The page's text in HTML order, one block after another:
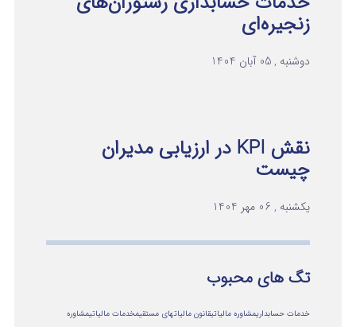
زنجیره‌ای
دوشنبه , 05 آبان 1404
نقش KPI در ارزیابی مدیران
چیست
یکشنبه , 06 مهر 1404
تگ های محبوب
خدمات حسابداریمشاوره مالیاتیقانون مالیاتهای مستقیمخدمات مالیاتیمشاوره